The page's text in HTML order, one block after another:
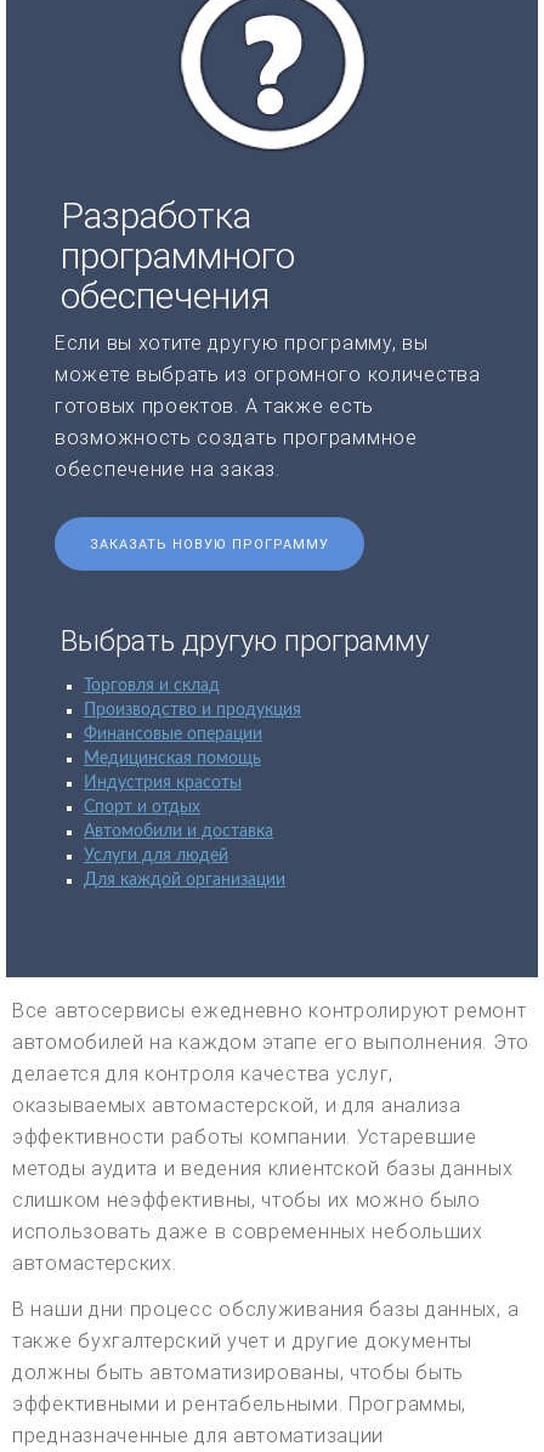
Разработка
программного
обеспечения
Если вы хотите другую программу, вы
можете выбрать из огромного количества
готовых проектов. А также есть
возможность создать программное
обеспечение на заказ.
ЗАКАЗАТЬ НОВУЮ ПРОГРАММУ
Выбрать другую программу
Торговля и склад
Производство и продукция
Финансовые операции
Медицинская помощь
Индустрия красоты
Спорт и отдых
Автомобили и доставка
Услуги для людей
Для каждой организации
Все автосервисы ежедневно контролируют ремонт
автомобилей на каждом этапе его выполнения. Это
делается для контроля качества услуг,
оказываемых автомастерской, и для анализа
эффективности работы компании. Устаревшие
методы аудита и ведения клиентской базы данных
слишком неэффективны, чтобы их можно было
использовать даже в современных небольших
автомастерских.
В наши дни процесс обслуживания базы данных, а
также бухгалтерский учет и другие документы
должны быть автоматизированы, чтобы быть
эффективными и рентабельными. Программы,
предназначенные для автоматизации